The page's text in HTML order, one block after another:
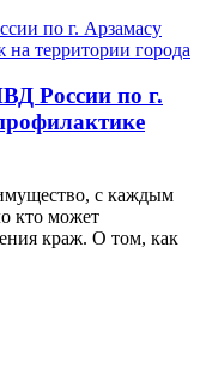
России по г.
с каждым
кто может
краж. О том, как